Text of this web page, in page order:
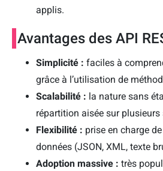
applis.
Avantages des API
Simplicité : faciles à
grâce à l’utilisation de
Scalabilité : la nature sans
répartition aisée sur plusieurs
Flexibilité : prise en charge
données (JSON, XML, texte
Adoption massive : très